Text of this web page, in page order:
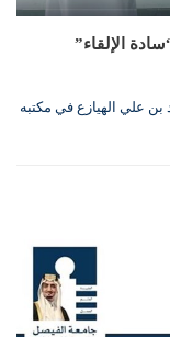
الإلقاء”
علي الهيازع في مكتبه